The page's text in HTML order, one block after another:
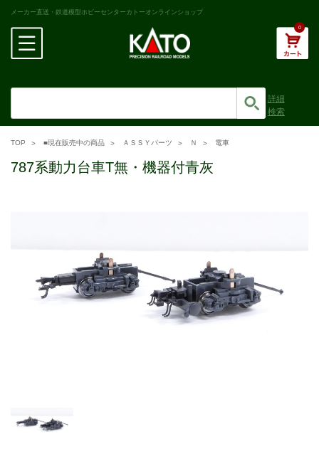
メーカー直送・鉄道模型ホビーセンターカトーオンラインショップ
0
詳細
検索
TOP ■現在販売中の商品 ＡＳＳＹパーツ Ｎ 電車
787系動力台車T無・機器付青灰